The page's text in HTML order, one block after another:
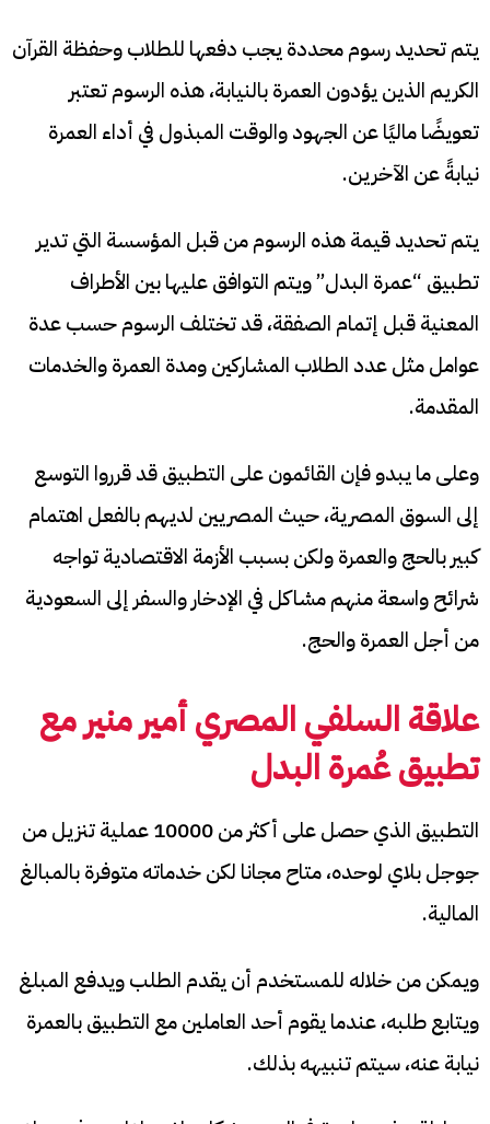
يتم تحديد رسوم محددة يجب دفعها للطلاب وحفظة القرآن
الكريم الذين يؤدون العمرة بالنيابة، هذه الرسوم تعتبر
تعويضًا ماليًا عن الجهود والوقت المبذول في أداء العمرة
نيابةً عن الآخرين.
يتم تحديد قيمة هذه الرسوم من قبل المؤسسة التي تدير
تطبيق “عمرة البدل” ويتم التوافق عليها بين الأطراف
المعنية قبل إتمام الصفقة، قد تختلف الرسوم حسب عدة
عوامل مثل عدد الطلاب المشاركين ومدة العمرة والخدمات
المقدمة.
وعلى ما يبدو فإن القائمون على التطبيق قد قرروا التوسع
إلى السوق المصرية، حيث المصريين لديهم بالفعل اهتمام
كبير بالحج والعمرة ولكن بسبب الأزمة الاقتصادية تواجه
شرائح واسعة منهم مشاكل في الإدخار والسفر إلى السعودية
من أجل العمرة والحج.
علاقةالسلفي المصري أمير منيرمع
تطبيق عُمرة البدل
التطبيق الذي حصل على أكثر من 10000 عملية تنزيل من
جوجل بلاي لوحده، متاح مجانا لكن خدماته متوفرة بالمبالغ
المالية.
ويمكن من خلاله للمستخدم أن يقدم الطلب ويدفع المبلغ
ويتابع طلبه، عندما يقوم أحد العاملين مع التطبيق بالعمرة
نيابة عنه، سيتم تنبيهه بذلك.